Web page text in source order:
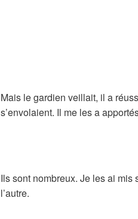
Mais le gardien veillait, il a
s’envolaient. Il me les a
Ils sont nombreux. Je les ai mis
l’autre.